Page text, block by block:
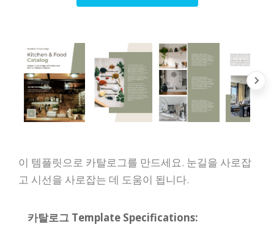
이 템플릿으로 카탈로그를 만드세요. 눈길을 사로잡
고 시선을 사로잡는 데 도움이 됩니다.
카탈로그 Template Specifications: